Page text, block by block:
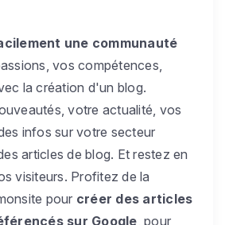
une communauté
vos compétences,
la création d'un blog.
votre actualité, vos
infos sur votre secteur
articles de blog. Et restez en
visiteurs. Profitez de la
pour créer des articles
sur Google , pour